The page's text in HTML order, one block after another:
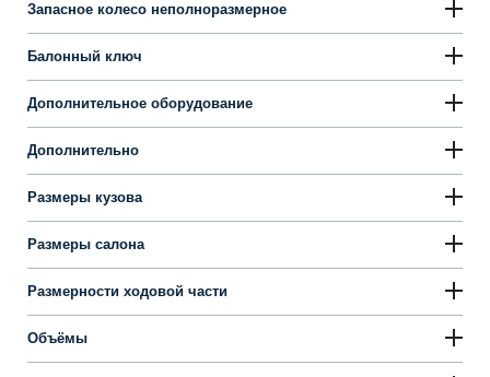
Запасное колесо неполноразмерное
Балонный ключ
Дополнительное оборудование
Дополнительно
Размеры кузова
Размеры салона
Размерности ходовой части
Объёмы